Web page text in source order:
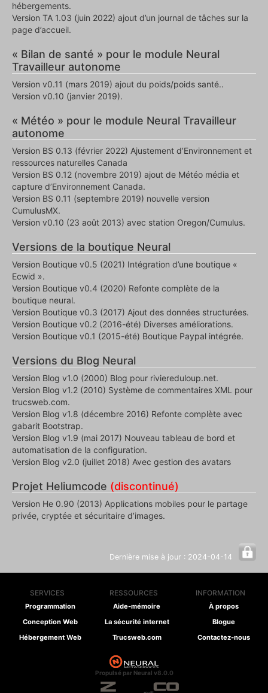
hébergements.
Version TA 1.03 (juin 2022) ajout d’un journal de tâches sur la
page d’accueil.
« Bilan de santé » pour le module Neural
Travailleur autonome
Version v0.11 (mars 2019) ajout du poids/poids santé..
Version v0.10 (janvier 2019).
« Météo » pour le module Neural Travailleur
autonome
Version BS 0.13 (février 2022) Ajustement d’Environnement et
ressources naturelles Canada
Version BS 0.12 (novembre 2019) ajout de Météo média et
capture d’Environnement Canada.
Version BS 0.11 (septembre 2019) nouvelle version
CumulusMX.
Version v0.10 (23 août 2013) avec station Oregon/Cumulus.
Versions de la boutique Neural
Version Boutique v0.5 (2021) Intégration d’une boutique «
Ecwid ».
Version Boutique v0.4 (2020) Refonte complète de la
boutique neural.
Version Boutique v0.3 (2017) Ajout des données structurées.
Version Boutique v0.2 (2016-été) Diverses améliorations.
Version Boutique v0.1 (2015-été) Boutique Paypal intégrée.
Versions du Blog Neural
Version Blog v1.0 (2000) Blog pour riviereduloup.net.
Version Blog v1.2 (2010) Système de commentaires XML pour
trucsweb.com.
Version Blog v1.8 (décembre 2016) Refonte complète avec
gabarit Bootstrap.
Version Blog v1.9 (mai 2017) Nouveau tableau de bord et
automatisation de la configuration.
Version Blog v2.0 (juillet 2018) Avec gestion des avatars
Projet Heliumcode (discontinué)
Version He 0.90 (2013) Applications mobiles pour le partage
privée, cryptée et sécuritaire d’images.
Dernière mise à jour : 2024-04-14
SERVICES
Programmation
Conception Web
Hébergement Web
RESSOURCES
Aide-mémoire
La sécurité internet
Trucsweb.com
INFORMATION
À propos
Blogue
Contactez-nous
Propulsé par Neural v8.0.0